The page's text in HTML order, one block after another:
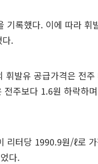
기록했다. 이에 따라 휘
.
휘발유 공급가격은 전주
주보다 1.6원 하락하
리터당 1990.9원/ℓ로
다.